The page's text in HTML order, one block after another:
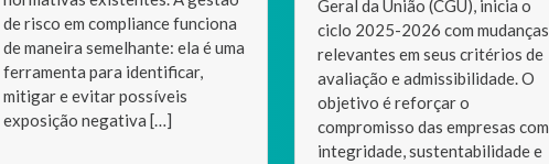
de risco em compliance funciona
de maneira semelhante: ela é uma
ferramenta para identificar,
mitigar e evitar possíveis
exposição negativa […]
Geral da União (CGU), inicia o
ciclo 2025-2026 com mudanças
relevantes em seus critérios de
avaliação e admissibilidade. O
objetivo é reforçar o
compromisso das empresas com
integridade, sustentabilidade e